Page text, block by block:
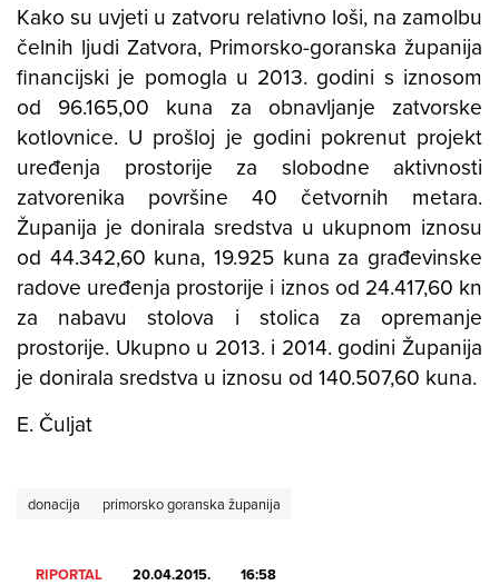
Kako su uvjeti u zatvoru relativno loši, na zamolbu
čelnih ljudi Zatvora, Primorsko-goranska županija
financijski je pomogla u 2013. godini s iznosom
od 96.165,00 kuna za obnavljanje zatvorske
kotlovnice. U prošloj je godini pokrenut projekt
uređenja prostorije za slobodne aktivnosti
zatvorenika površine 40 četvornih metara.
Županija je donirala sredstva u ukupnom iznosu
od 44.342,60 kuna, 19.925 kuna za građevinske
radove uređenja prostorije i iznos od 24.417,60 kn
za nabavu stolova i stolica za opremanje
prostorije. Ukupno u 2013. i 2014. godini Županija
je donirala sredstva u iznosu od 140.507,60 kuna.
E. Čuljat
donacija primorsko goranska županija
RIPORTAL 20.04.2015. 16:58